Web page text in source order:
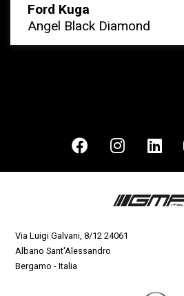
Ford Kuga
Angel Black Diamond
Via Luigi Galvani, 8/12 24061
Albano Sant'Alessandro
Bergamo - Italia